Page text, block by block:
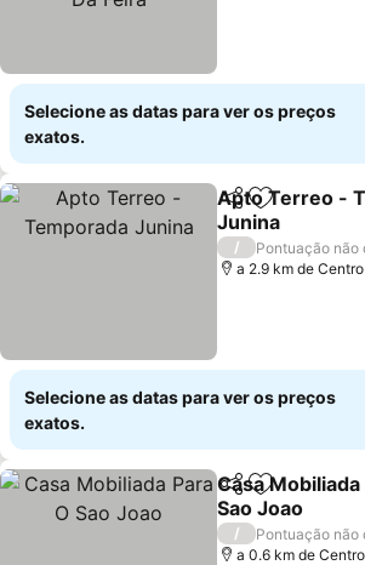
Selecione as datas para ver os preços
exatos.
PartilharAdicionar
Apto Terreo -
Junina
/
Pontuação não
a 2.9 km de
Selecione as datas para ver os preços
exatos.
PartilharAdicionar
Casa Mobiliada
Sao Joao
/
Pontuação não
a 0.6 km de